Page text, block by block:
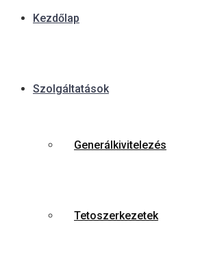
Kezdőlap
Szolgáltatások
Generálkivitelezés
Tetoszerkezetek